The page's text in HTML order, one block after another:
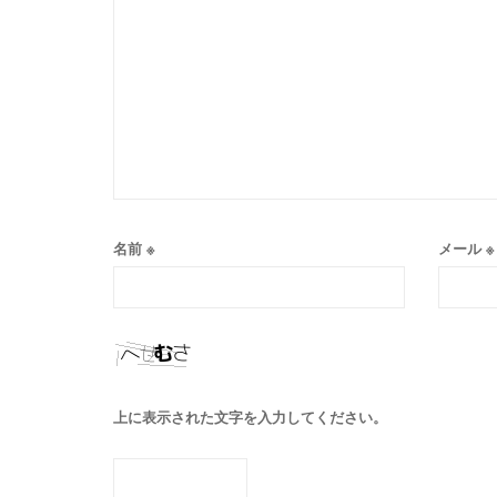
名前 ※ メール※
上に表示された文字を入力してください。